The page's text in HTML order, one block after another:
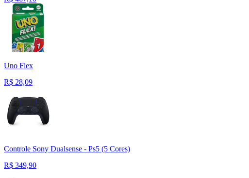
Uno Flex
R$ 28,09
Controle Sony Dualsense - Ps5 (5 Cores)
R$ 349,90